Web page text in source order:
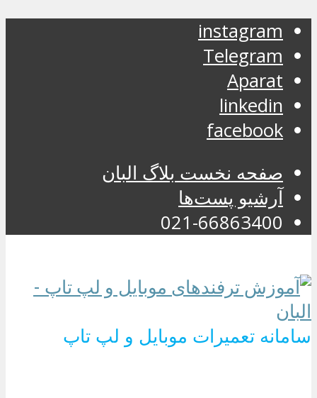
instagram
Telegram
Aparat
linkedin
facebook
صفحه نخست بلاگ البان
آرشیو پست‌ها
021-66863400
سامانه تعمیرات موبایل و لپ تاپ